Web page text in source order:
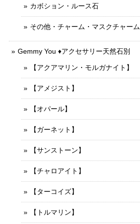
カボション・ルース石
その他・チャーム・マスクチャーム
Gemmy You ♦︎アクセサリー天然石別
【アクアマリン・モルガナイト】
【アメジスト】
【オパール】
【ガーネット】
【サンストーン】
【チャロアイト】
【ターコイズ】
【トルマリン】